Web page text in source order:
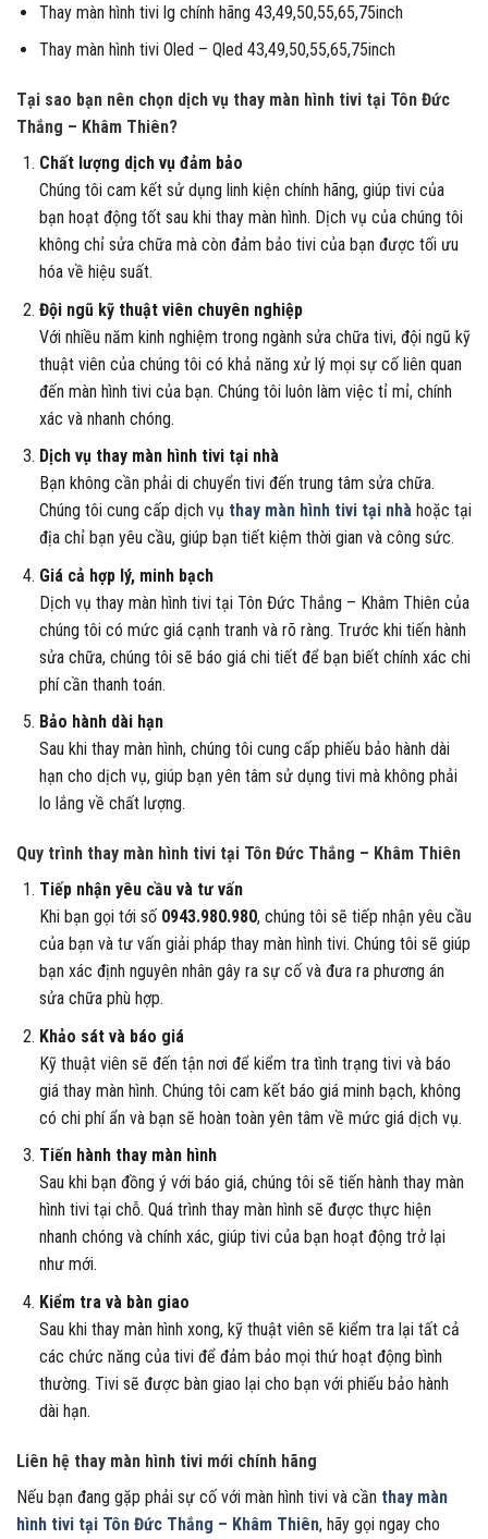
Thay màn hình tivi lg chính hãng 43,49,50,55,65,75inch
Thay màn hình tivi Oled – Qled 43,49,50,55,65,75inch
Tại sao bạn nên chọn dịch vụ thay màn hình tivi tại Tôn Đức
Thắng – Khâm Thiên?
Chất lượng dịch vụ đảm bảo
Chúng tôi cam kết sử dụng linh kiện chính hãng, giúp tivi của
bạn hoạt động tốt sau khi thay màn hình. Dịch vụ của chúng tôi
không chỉ sửa chữa mà còn đảm bảo tivi của bạn được tối ưu
hóa về hiệu suất.
Đội ngũ kỹ thuật viên chuyên nghiệp
Với nhiều năm kinh nghiệm trong ngành sửa chữa tivi, đội ngũ kỹ
thuật viên của chúng tôi có khả năng xử lý mọi sự cố liên quan
đến màn hình tivi của bạn. Chúng tôi luôn làm việc tỉ mỉ, chính
xác và nhanh chóng.
Dịch vụ thay màn hình tivi tại nhà
Bạn không cần phải di chuyển tivi đến trung tâm sửa chữa.
Chúng tôi cung cấp dịch vụ thay màn hình tivi tại nhàhoặc tại
địa chỉ bạn yêu cầu, giúp bạn tiết kiệm thời gian và công sức.
Giá cả hợp lý, minh bạch
Dịch vụ thay màn hình tivi tại Tôn Đức Thắng – Khâm Thiên của
chúng tôi có mức giá cạnh tranh và rõ ràng. Trước khi tiến hành
sửa chữa, chúng tôi sẽ báo giá chi tiết để bạn biết chính xác chi
phí cần thanh toán.
Bảo hành dài hạn
Sau khi thay màn hình, chúng tôi cung cấp phiếu bảo hành dài
hạn cho dịch vụ, giúp bạn yên tâm sử dụng tivi mà không phải
lo lắng về chất lượng.
Quy trình thay màn hình tivi tại Tôn Đức Thắng – Khâm Thiên
Tiếp nhận yêu cầu và tư vấn
Khi bạn gọi tới số 0943.980.980, chúng tôi sẽ tiếp nhận yêu cầu
của bạn và tư vấn giải pháp thay màn hình tivi. Chúng tôi sẽ giúp
bạn xác định nguyên nhân gây ra sự cố và đưa ra phương án
sửa chữa phù hợp.
Khảo sát và báo giá
Kỹ thuật viên sẽ đến tận nơi để kiểm tra tình trạng tivi và báo
giá thay màn hình. Chúng tôi cam kết báo giá minh bạch, không
có chi phí ẩn và bạn sẽ hoàn toàn yên tâm về mức giá dịch vụ.
Tiến hành thay màn hình
Sau khi bạn đồng ý với báo giá, chúng tôi sẽ tiến hành thay màn
hình tivi tại chỗ. Quá trình thay màn hình sẽ được thực hiện
nhanh chóng và chính xác, giúp tivi của bạn hoạt động trở lại
như mới.
Kiểm tra và bàn giao
Sau khi thay màn hình xong, kỹ thuật viên sẽ kiểm tra lại tất cả
các chức năng của tivi để đảm bảo mọi thứ hoạt động bình
thường. Tivi sẽ được bàn giao lại cho bạn với phiếu bảo hành
dài hạn.
Liên hệ thay màn hình tivi mới chính hãng
Nếu bạn đang gặp phải sự cố với màn hình tivi và cần thay màn
hình tivi tại Tôn Đức Thắng – Khâm Thiên, hãy gọi ngay cho